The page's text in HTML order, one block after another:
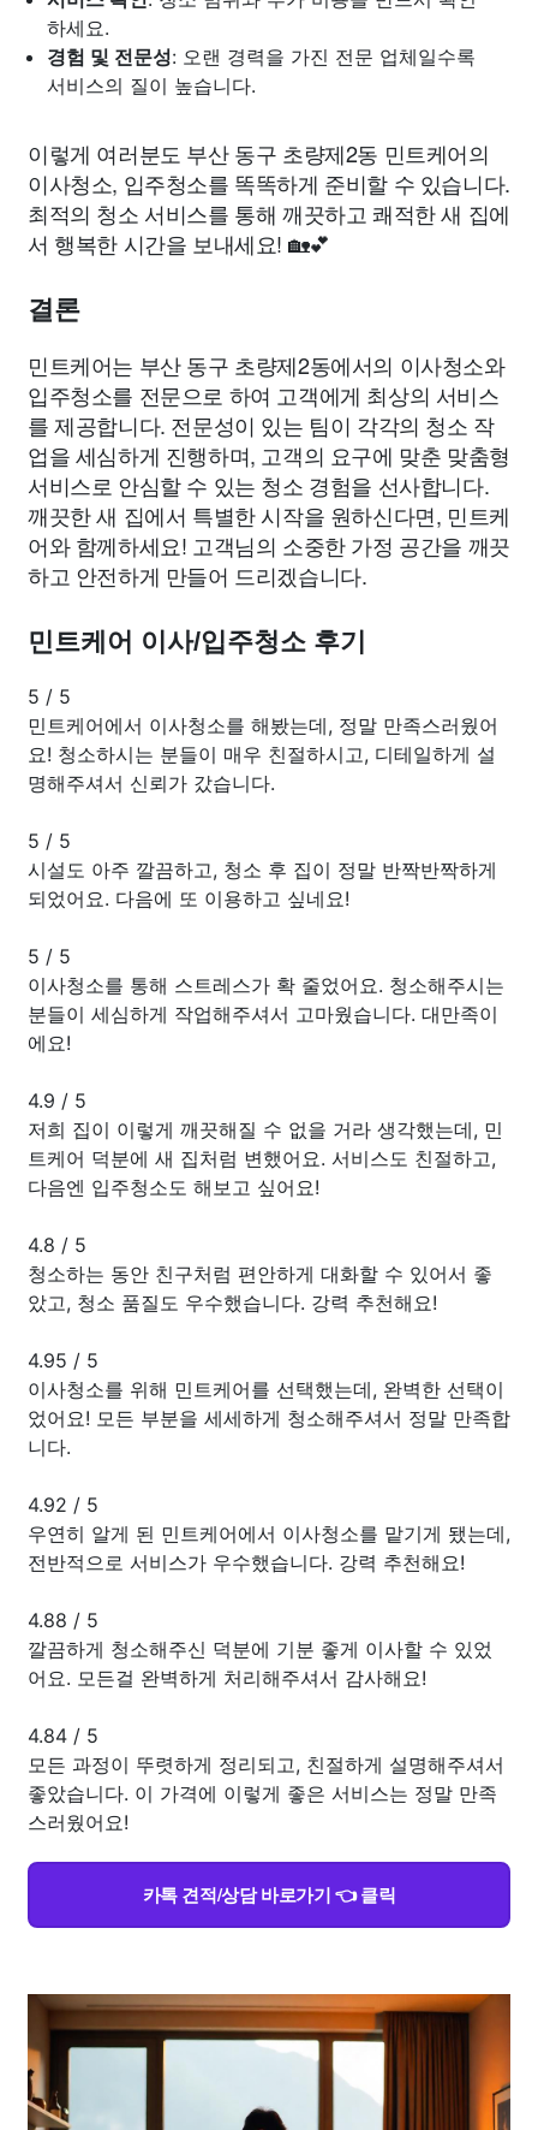
하세요.
경험 및 전문성: 오랜 경력을 가진 전문 업체일수록
서비스의 질이 높습니다.
이렇게 여러분도 부산 동구 초량제2동 민트케어의
이사청소, 입주청소를 똑똑하게 준비할 수 있습니다.
최적의 청소 서비스를 통해 깨끗하고 쾌적한 새 집에
서 행복한 시간을 보내세요! 🏡💕
결론
민트케어는 부산 동구 초량제2동에서의 이사청소와
입주청소를 전문으로 하여 고객에게 최상의 서비스
를 제공합니다. 전문성이 있는 팀이 각각의 청소 작
업을 세심하게 진행하며, 고객의 요구에 맞춘 맞춤형
서비스로 안심할 수 있는 청소 경험을 선사합니다.
깨끗한 새 집에서 특별한 시작을 원하신다면, 민트케
어와 함께하세요! 고객님의 소중한 가정 공간을 깨끗
하고 안전하게 만들어 드리겠습니다.
민트케어 이사/입주청소 후기
5 / 5
민트케어에서 이사청소를 해봤는데, 정말 만족스러웠어
요! 청소하시는 분들이 매우 친절하시고, 디테일하게 설
명해주셔서 신뢰가 갔습니다.
5 / 5
시설도 아주 깔끔하고, 청소 후 집이 정말 반짝반짝하게
되었어요. 다음에 또 이용하고 싶네요!
5 / 5
이사청소를 통해 스트레스가 확 줄었어요. 청소해주시는
분들이 세심하게 작업해주셔서 고마웠습니다. 대만족이
에요!
4.9 / 5
저희 집이 이렇게 깨끗해질 수 없을 거라 생각했는데, 민
트케어 덕분에 새 집처럼 변했어요. 서비스도 친절하고,
다음엔 입주청소도 해보고 싶어요!
4.8 / 5
청소하는 동안 친구처럼 편안하게 대화할 수 있어서 좋
았고, 청소 품질도 우수했습니다. 강력 추천해요!
4.95 / 5
이사청소를 위해 민트케어를 선택했는데, 완벽한 선택이
었어요! 모든 부분을 세세하게 청소해주셔서 정말 만족합
니다.
4.92 / 5
우연히 알게 된 민트케어에서 이사청소를 맡기게 됐는데,
전반적으로 서비스가 우수했습니다. 강력 추천해요!
4.88 / 5
깔끔하게 청소해주신 덕분에 기분 좋게 이사할 수 있었
어요. 모든걸 완벽하게 처리해주셔서 감사해요!
4.84 / 5
모든 과정이 뚜렷하게 정리되고, 친절하게 설명해주셔서
좋았습니다. 이 가격에 이렇게 좋은 서비스는 정말 만족
스러웠어요!
카톡 견적/상담 바로가기 👈 클릭